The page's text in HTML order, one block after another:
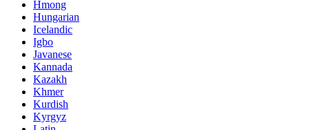
Hmong
Hungarian
Icelandic
Igbo
Javanese
Kannada
Kazakh
Khmer
Kurdish
Kyrgyz